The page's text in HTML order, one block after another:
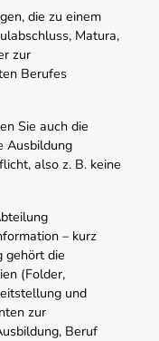
die zu einem
Matura,
zur
Berufes
Sie auch die
Ausbildung
also z. B. keine
– kurz
gehört die
(Folder,
und
zur
Beruf